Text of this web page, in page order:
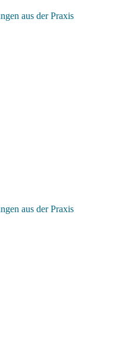
aus der Praxis
aus der Praxis